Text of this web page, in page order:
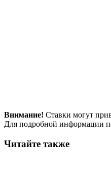
Внимание! Ставки могут
Для подробной информации
Читайте также